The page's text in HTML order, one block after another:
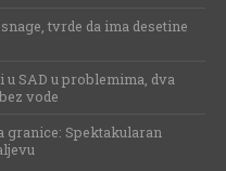
tvrde da ima desetine
SAD u problemima, dva
vode
granice: Spektakularan